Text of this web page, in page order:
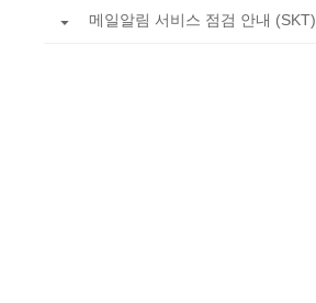
메일알림 서비스 점검 안내 (SKT)